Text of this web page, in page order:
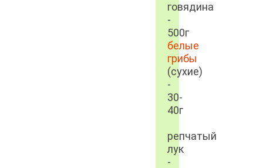
говядина
-
500г
белые
грибы
(сухие)
-
30-
40г
репчатый
лук
-